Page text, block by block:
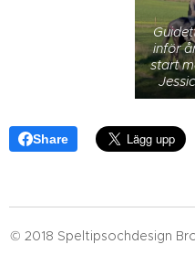
inför
start
Share
© 2018 Speltipsochdesign